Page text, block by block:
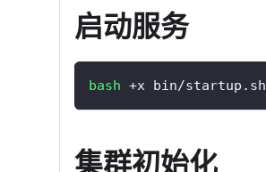
启动服务
bash +x bin/startup.sh
集群初始化